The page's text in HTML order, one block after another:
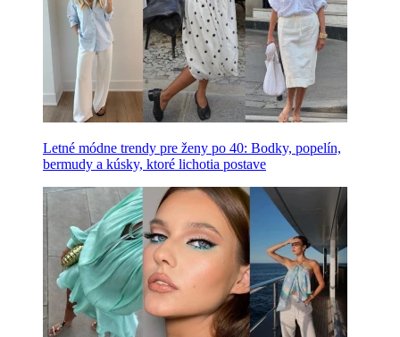
Letné módne trendy pre ženy po 40: Bodky, popelín,
bermudy a kúsky, ktoré lichotia postave